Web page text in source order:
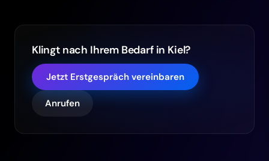
Klingt nach Ihrem Bedarf in Kiel?
Jetzt Erstgespräch vereinbaren
Anrufen